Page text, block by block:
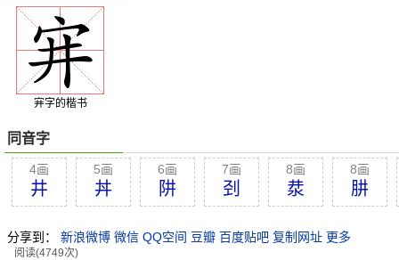
宑字的楷书
同音字
4画
井
5画
丼
6画
阱
7画
刭
8画
汬
8画
肼
分享到： 新浪微博 微信 QQ空间 豆瓣 百度贴吧 复制网址 更多
阅读(4749次)